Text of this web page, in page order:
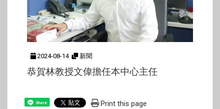
2024-08-14 新聞
恭賀林教授文偉擔任本中心主任
Share Print this page